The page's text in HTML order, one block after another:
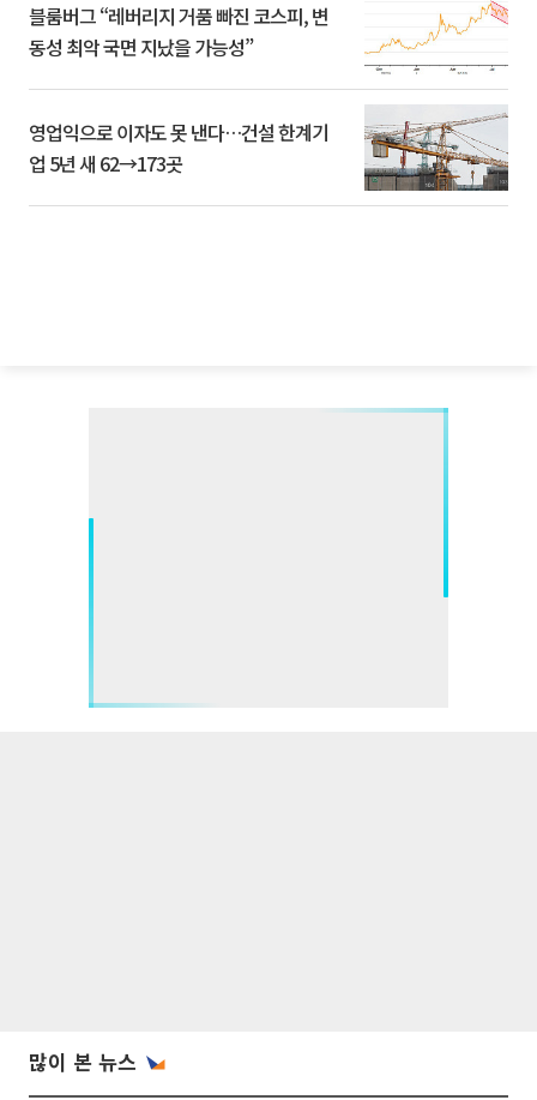
블룸버그 “레버리지 거품 빠진 코스피, 변
동성 최악 국면 지났을 가능성”
영업익으로 이자도 못 낸다…건설 한계기
업 5년 새 62→173곳
많이 본 뉴스